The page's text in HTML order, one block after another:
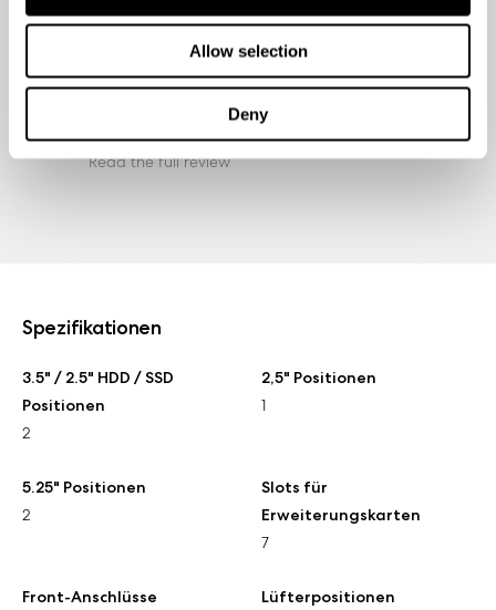
Allow selection
Deny
integrators. Two 120 mm fans in the front are great
for a case of this price point, and the spacious, no-
frills but functional assembly process really allows
you to warm up to the chassis."
Techpowerup.com
Read the full review
Spezifikationen
3.5" / 2.5" HDD / SSD
Positionen
2
2,5" Positionen
1
5.25" Positionen
2
Slots für
Erweiterungskarten
7
Front-Anschlüsse
Lüfterpositionen